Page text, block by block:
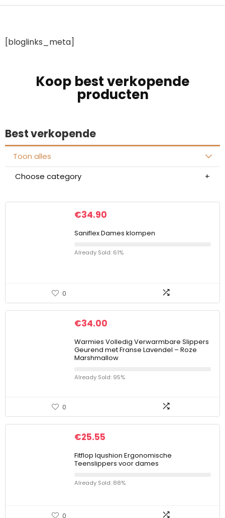
[bloglinks_meta]
Koop best verkopende
producten
Best verkopende
Toon alles
Choose category
€34.90
Saniflex Dames klompen
Already Sold: 61%
0
€34.00
Warmies Volledig Verwarmbare Slippers
Geurend met Franse Lavendel – Roze
Marshmallow
Already Sold: 95%
0
€25.55
Fitflop Iqushion Ergonomische
Teenslippers voor dames
Already Sold: 88%
0